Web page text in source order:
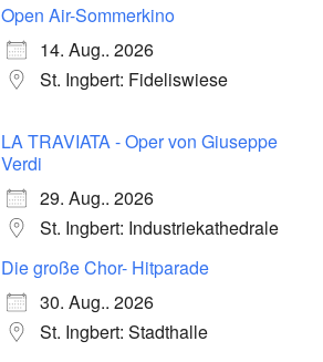
Open Air-Sommerkino
14. Aug.. 2026
St. Ingbert: Fideliswiese
LA TRAVIATA - Oper von Giuseppe
Verdi
29. Aug.. 2026
St. Ingbert: Industriekathedrale
Die große Chor- Hitparade
30. Aug.. 2026
St. Ingbert: Stadthalle